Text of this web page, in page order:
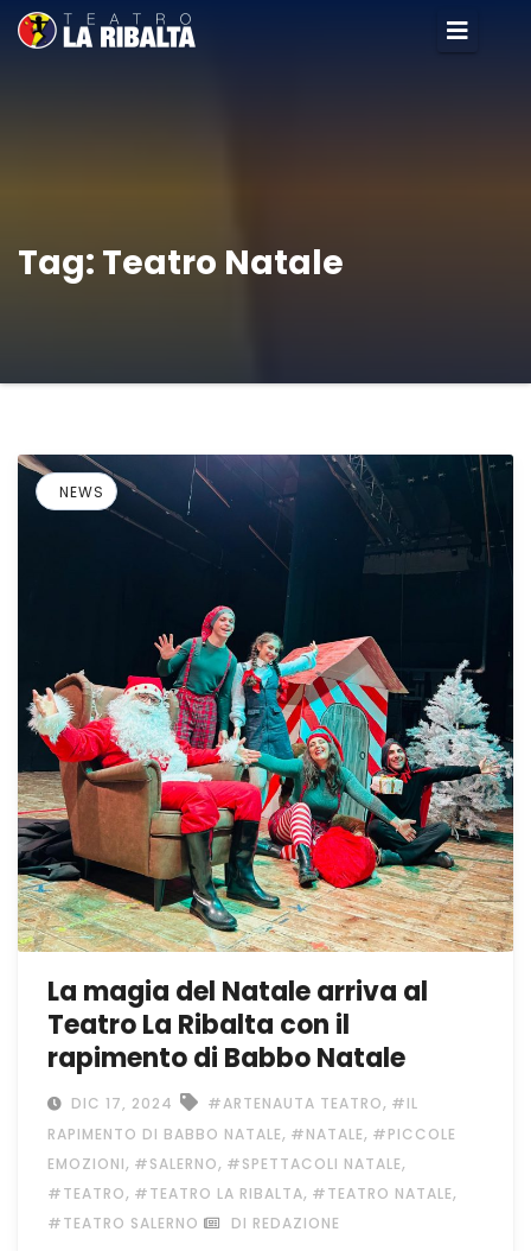
Tag: Teatro Natale
NEWS
La magia del Natale arriva al
Teatro La Ribalta con il
rapimento di Babbo Natale
DIC 17, 2024 #ARTENAUTA TEATRO, #IL
RAPIMENTO DI BABBO NATALE, #NATALE, #PICCOLE
EMOZIONI, #SALERNO, #SPETTACOLI NATALE,
#TEATRO, #TEATRO LA RIBALTA, #TEATRO NATALE,
#TEATRO SALERNO DI REDAZIONE